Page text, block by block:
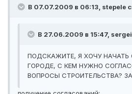
В 07.07.2009 в 06:13, stepele
В 27.06.2009 в 15:47,
ПОДСКАЖИТЕ, Я ХОЧУ НАЧАТЬ
ГОРОДЕ, С КЕМ НУЖНО
ВОПРОСЫ СТРОИТЕЛЬСТВА?